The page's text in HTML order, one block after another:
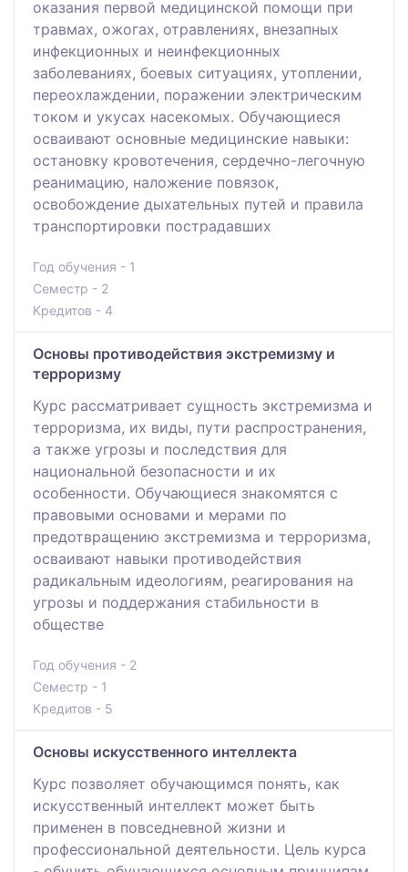
оказания первой медицинской помощи при
травмах, ожогах, отравлениях, внезапных
инфекционных и неинфекционных
заболеваниях, боевых ситуациях, утоплении,
переохлаждении, поражении электрическим
током и укусах насекомых. Обучающиеся
осваивают основные медицинские навыки:
остановку кровотечения, сердечно-легочную
реанимацию, наложение повязок,
освобождение дыхательных путей и правила
транспортировки пострадавших
Год обучения - 1
Семестр - 2
Кредитов - 4
Основы противодействия экстремизму и
терроризму
Курс рассматривает сущность экстремизма и
терроризма, их виды, пути распространения,
а также угрозы и последствия для
национальной безопасности и их
особенности. Обучающиеся знакомятся с
правовыми основами и мерами по
предотвращению экстремизма и терроризма,
осваивают навыки противодействия
радикальным идеологиям, реагирования на
угрозы и поддержания стабильности в
обществе
Год обучения - 2
Семестр - 1
Кредитов - 5
Основы искусственного интеллекта
Курс позволяет обучающимся понять, как
искусственный интеллект может быть
применен в повседневной жизни и
профессиональной деятельности. Цель курса